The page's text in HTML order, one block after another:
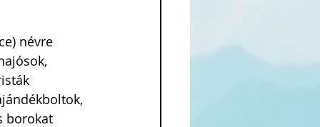
névre
borokat